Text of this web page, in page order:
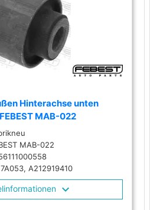
Hinterachse unten
MAB-022
MAB-022
A212919410